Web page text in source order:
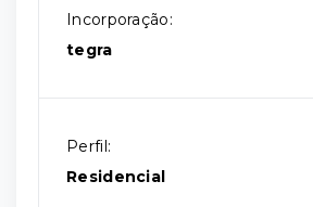
Incorporação:
tegra
Perfil:
Residencial